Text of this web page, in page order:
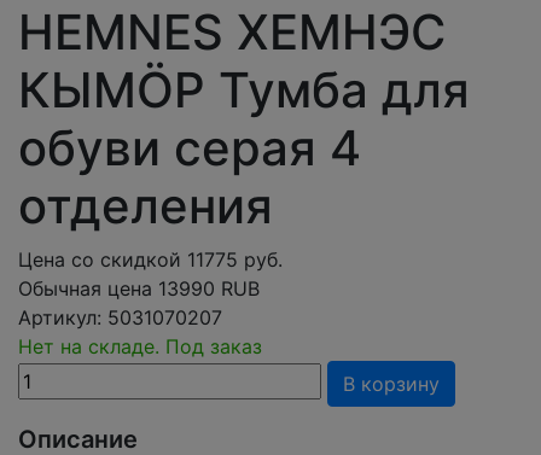
HEMNES ХЕМНЭС
КЫМÖР Тумба для
обуви серая 4
отделения
Цена со скидкой 11775 руб.
Обычная цена 13990 RUB
Артикул: 5031070207
Нет на складе. Под заказ
В корзину
Описание